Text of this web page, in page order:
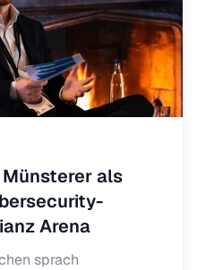
als
Arena
sprach